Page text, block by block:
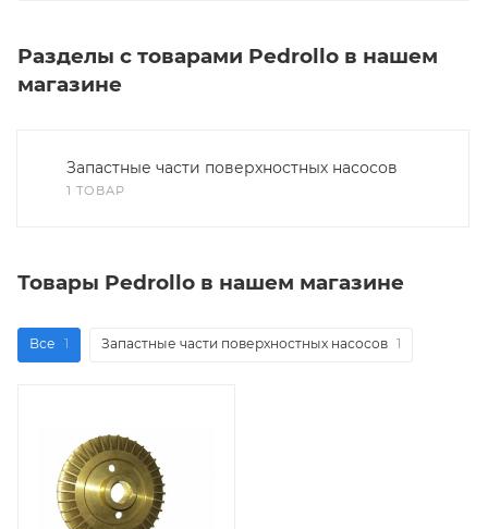
Разделы с товарами Pedrollo в нашем
магазине
Запастные части поверхностных насосов
1 ТОВАР
Товары Pedrollo в нашем магазине
Все 1 Запастные части поверхностных насосов 1